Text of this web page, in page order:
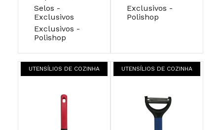
Selos -
Exclusivos
Exclusivos -
Polishop
Exclusivos -
Polishop
UTENSÍLIOS DE COZINHA UTENSÍLIOS DE COZINHA